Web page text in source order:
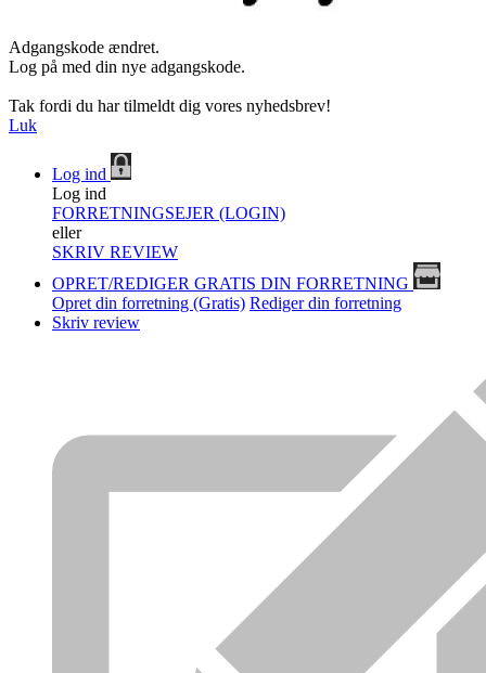
Adgangskode ændret.
Log på med din nye adgangskode.
Tak fordi du har tilmeldt dig vores nyhedsbrev!
Luk
Log ind
Log ind
FORRETNINGSEJER (LOGIN)
eller
SKRIV REVIEW
OPRET/REDIGER GRATIS DIN FORRETNING
Opret din forretning (Gratis) Rediger din forretning
Skriv review